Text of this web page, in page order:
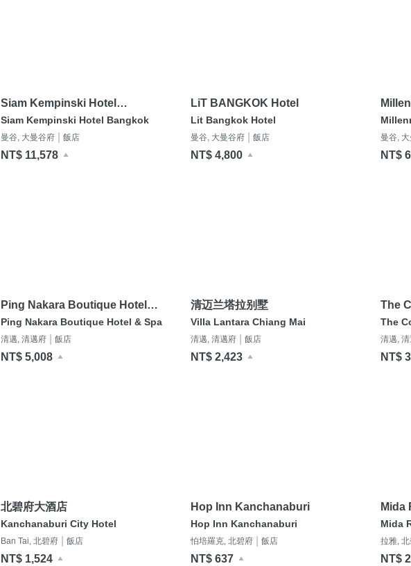
Siam Kempinski Hotel
Bangkok
Siam Kempinski Hotel Bangkok
曼谷, 大曼谷府 飯店
NT$ 11,578
LiT BANGKOK Hotel
Lit Bangkok Hotel
曼谷, 大曼谷府 飯店
NT$ 4,800
曼谷,
NT$
Ping Nakara Boutique Hotel
and Spa (SHA Certified)
Ping Nakara Boutique Hotel & Spa
清邁, 清邁府 飯店
NT$ 5,008
清迈兰塔拉别墅
Villa Lantara Chiang Mai
清邁, 清邁府 飯店
NT$ 2,423
The
The
清邁,
NT$
北碧府大酒店
Kanchanaburi City Hotel
Ban Tai, 北碧府 飯店
NT$ 1,524
Hop Inn Kanchanaburi
Hop Inn Kanchanaburi
怕培羅克, 北碧府 飯店
NT$ 637
Mida
Mida
拉雅,
NT$